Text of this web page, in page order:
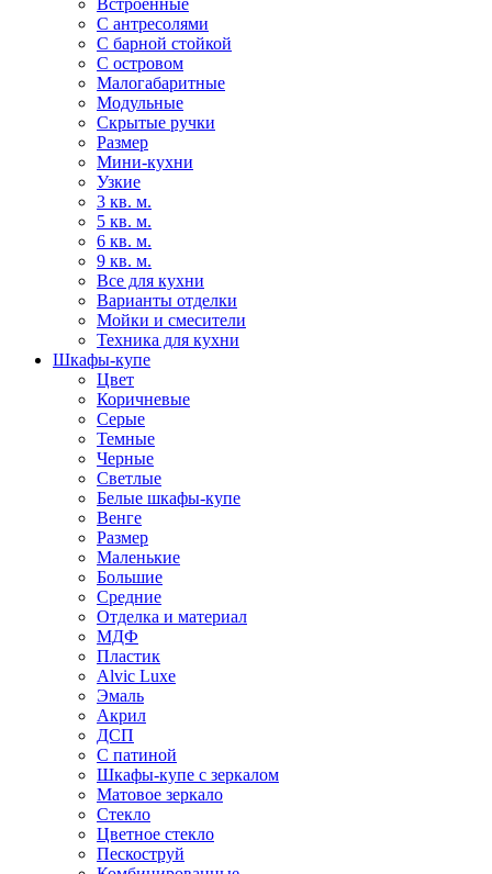
Встроенные
С антресолями
С барной стойкой
С островом
Малогабаритные
Модульные
Скрытые ручки
Размер
Мини-кухни
Узкие
3 кв. м.
5 кв. м.
6 кв. м.
9 кв. м.
Все для кухни
Варианты отделки
Мойки и смесители
Техника для кухни
Шкафы-купе
Цвет
Коричневые
Серые
Темные
Черные
Светлые
Белые шкафы-купе
Венге
Размер
Маленькие
Большие
Средние
Отделка и материал
МДФ
Пластик
Alvic Luxe
Эмаль
Акрил
ДСП
С патиной
Шкафы-купе с зеркалом
Матовое зеркало
Стекло
Цветное стекло
Пескоструй